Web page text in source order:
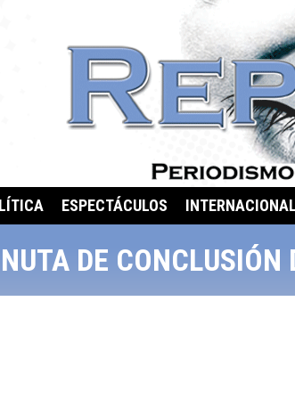
ESPECTÁCULOS INTERNACIONAL
DE